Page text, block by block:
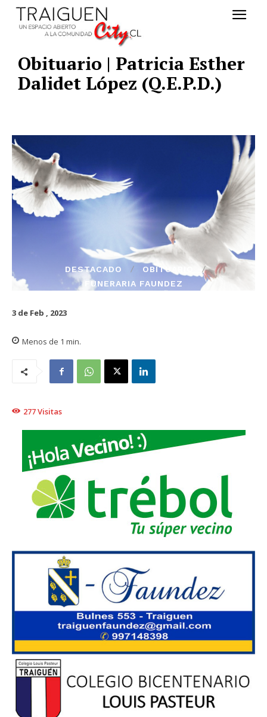
Obituario | Patricia Esther
Dalidet López (Q.E.P.D.)
DESTACADO
OBITUARIO
FUNERARIA FAUNDEZ
3 de Feb , 2023
Menos de 1 min.
277Visitas